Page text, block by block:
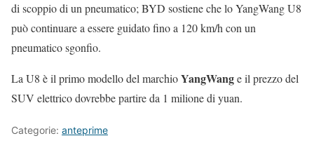
di scoppio di un pneumatico; BYD sostiene che lo YangWang U8
può continuare a essere guidato fino a 120 km/h con un
pneumatico sgonfio.
La U8 è il primo modello del marchioYangWange il prezzo del
SUV elettrico dovrebbe partire da 1 milione di yuan.
Categorie: anteprime